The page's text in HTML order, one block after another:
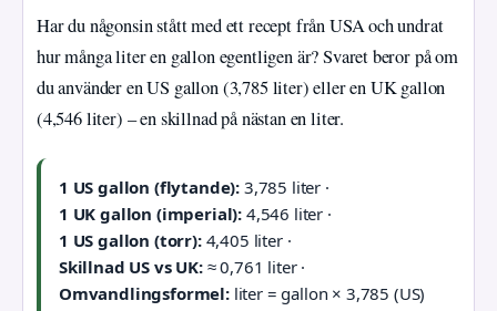
Har du någonsin stått med ett recept från USA och undrat
hur många liter en gallon egentligen är? Svaret beror på om
du använder en US gallon (3,785 liter) eller en UK gallon
(4,546 liter) – en skillnad på nästan en liter.
1 US gallon (flytande): 3,785 liter ·
1 UK gallon (imperial): 4,546 liter ·
1 US gallon (torr):4,405 liter ·
Skillnad US vs UK:≈ 0,761 liter ·
Omvandlingsformel:liter = gallon × 3,785 (US)